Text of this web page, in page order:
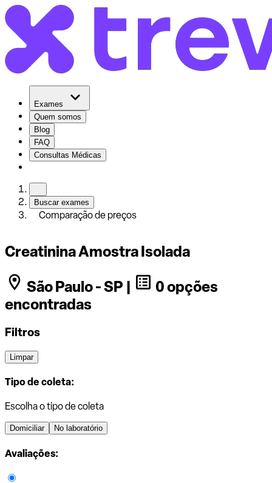
Exames
Quem somos
Blog
FAQ
Consultas Médicas
Buscar exames
Comparação de preços
Creatinina Amostra Isolada
São Paulo - SP |
0 opções
encontradas
Filtros
Limpar
Tipo de coleta:
Escolha o tipo de coleta
Domiciliar No laboratório
Avaliações: